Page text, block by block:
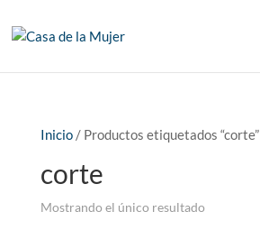
Inicio/ Productos etiquetados “corte”
corte
Mostrando el único resultado